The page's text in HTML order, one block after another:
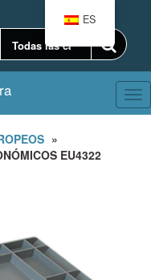
»
EU4322
ES